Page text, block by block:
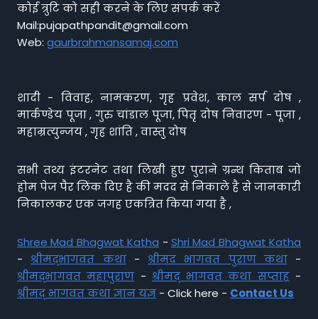
कोई त्रुटि को सही करने के लिए संपर्क करें
Mail:pujapathpandit@gmail.com
Web: gaurbrahmansamaj.com
शादी - विवाह, नामकरण, गृह प्रवेश, काल सर्प दोष ,
मार्कण्डेय पूजा , गुरु चांडाल पूजा, पितृ दोष निवारण - पूजा ,
महाम्रत्युन्जय , गृह शांति , वास्तु दोष
सभी तथ्य इंटरनेट तथा लिखी हुए पुराने ग्रन्थ किताब जो
होम पेज पैर लिंक दिए है की मदद से निकाले है से जानकारी
निकालकर एक जगह एकत्रित किया गया है ,
Shree Mad Bhagwat Katha - Shri Mad Bhagwat Katha
- श्रीमद्भागवत कथा- श्रीमद भागवत पुराण कथा-
श्रीमद्भागवत महापुराण - श्रीमद् भागवत कथा सप्ताह-
श्रीमद् भागवत कथा ज्ञान यज्ञ - Click here - Contact Us